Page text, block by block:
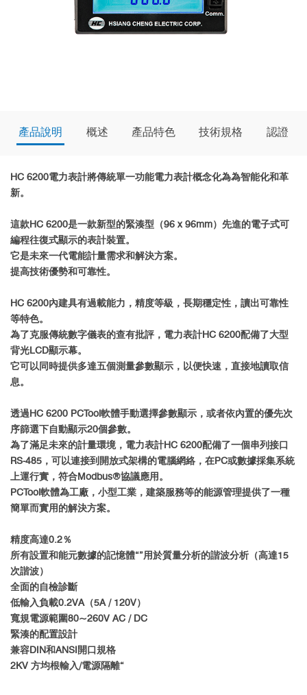
產品說明 概述 產品特色 技術規格 認證
HC 6200電力表計將傳統單一功能電力表計概念化為為智能化和革
新。
這款HC 6200是一款新型的緊湊型（96 x 96mm）先進的電子式可
編程往復式顯示的表計裝置。
它是未來一代電能計量需求和解決方案。
提高技術優勢和可靠性。
HC 6200內建具有過載能力，精度等級，長期穩定性，讀出可靠性
等特色。
為了克服傳統數字儀表的查有批評，電力表計HC 6200配備了大型
背光LCD顯示幕。
它可以同時提供多達五個測量參數顯示，以便快速，直接地讀取信
息。
透過HC 6200 PCTool軟體手動選擇參數顯示，或者依內置的優先次
序篩選下自動顯示20個參數。
為了滿足未來的計量環境，電力表計HC 6200配備了一個串列接口
RS-485，可以連接到開放式架構的電腦網絡，在PC或數據採集系統
上運行實，符合Modbus®協議應用。
PCTool軟體為工廠，小型工業，建築服務等的能源管理提供了一種
簡單而實用的解決方案。
精度高達0.2％
所有設置和能元數據的記憶體“”用於質量分析的諧波分析（高達15
次諧波）
全面的自檢診斷
低輸入負載0.2VA（5A / 120V）
寬規電源範圍80~260V AC / DC
緊湊的配置設計
兼容DIN和ANSI開口規格
2KV 方均根輸入/電源隔離“